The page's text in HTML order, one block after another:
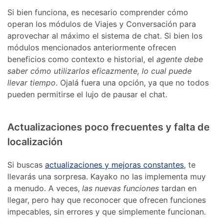
Si bien funciona, es necesario comprender cómo
operan los módulos de Viajes y Conversación para
aprovechar al máximo el sistema de chat. Si bien los
módulos mencionados anteriormente ofrecen
beneficios como contexto e historial, elagente debe
saber cómo utilizarlos eficazmente, lo cual puede
llevar tiempo. Ojalá fuera una opción, ya que no todos
pueden permitirse el lujo de pausar el chat.
Actualizaciones poco frecuentes y falta de
localización
Si buscasactualizaciones y mejoras constantes, te
llevarás una sorpresa. Kayako no las implementa muy
a menudo. A veces,las nuevas funciones tardan en
llegar, pero hay que reconocer que ofrecen funciones
impecables, sin errores y que simplemente funcionan.